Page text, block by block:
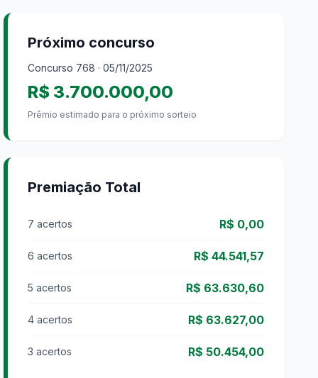
Próximo concurso
Concurso 768 · 05/11/2025
R$ 3.700.000,00
Prêmio estimado para o próximo sorteio
Premiação Total
7 acertos R$ 0,00
6 acertos R$ 44.541,57
5 acertos R$ 63.630,60
4 acertos R$ 63.627,00
3 acertos R$ 50.454,00